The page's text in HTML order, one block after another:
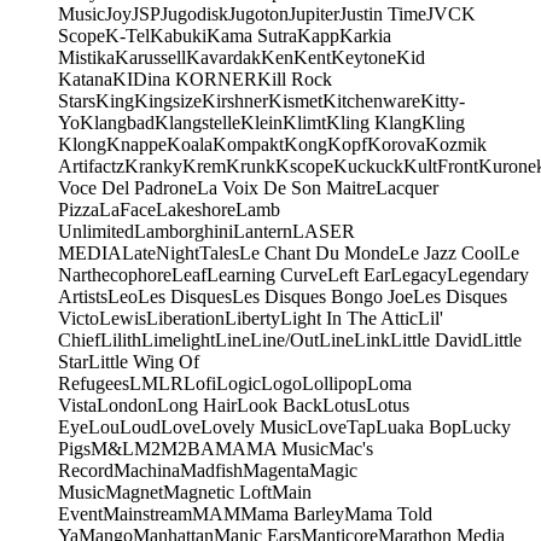
MusicJoyJSPJugodiskJugotonJupiterJustin TimeJVCK
ScopeK-TelKabukiKama SutraKappKarkia
MistikaKarussellKavardakKenKentKeytoneKid
KatanaKIDina KORNERKill Rock
StarsKingKingsizeKirshnerKismetKitchenwareKitty-
YoKlangbadKlangstelleKleinKlimtKling KlangKling
KlongKnappeKoalaKompaktKongKopfKorovaKozmik
ArtifactzKrankyKremKrunkKscopeKuckuckKultFront
Voce Del PadroneLa Voix De Son MaitreLacquer
PizzaLaFaceLakeshoreLamb
UnlimitedLamborghiniLanternLASER
MEDIALateNightTalesLe Chant Du MondeLe Jazz CoolLe
NarthecophoreLeafLearning CurveLeft EarLegacyLegendary
ArtistsLeoLes DisquesLes Disques Bongo JoeLes Disques
VictoLewisLiberationLibertyLight In The AtticLil'
ChiefLilithLimelightLineLine/OutLineLinkLittle DavidLittle
StarLittle Wing Of
RefugeesLMLRLofiLogicLogoLollipopLoma
VistaLondonLong HairLook BackLotusLotus
EyeLouLoudLoveLovely MusicLoveTapLuaka BopLucky
PigsM&LM2M2BAMAMA MusicMac's
RecordMachinaMadfishMagentaMagic
MusicMagnetMagnetic LoftMain
EventMainstreamMAMMama BarleyMama Told
YaMangoManhattanManic EarsManticoreMarathon Media